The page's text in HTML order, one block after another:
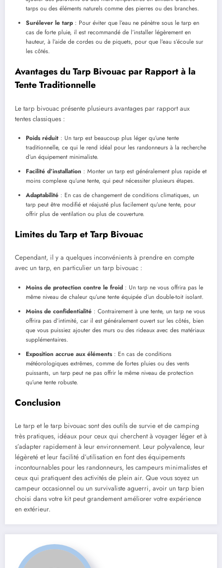
tarps ou des éléments naturels comme des pierres ou des branches.
Surélever le tarp : Pour éviter que l’eau ne pénètre sous le tarp en
cas de forte pluie, il est recommandé de l’installer légèrement en
hauteur, à l’aide de cordes ou de piquets, pour que l’eau s’écoule sur
les côtés.
Avantages du Tarp Bivouac par Rapport à la
Tente Traditionnelle
Le tarp bivouac présente plusieurs avantages par rapport aux
tentes classiques :
Poids réduit : Un tarp est beaucoup plus léger qu’une tente
traditionnelle, ce qui le rend idéal pour les randonneurs à la recherche
d’un équipement minimaliste.
Facilité d’installation : Monter un tarp est généralement plus rapide et
moins complexe qu’une tente, qui peut nécessiter plusieurs étapes.
Adaptabilité : En cas de changement de conditions climatiques, un
tarp peut être modifié et réajusté plus facilement qu’une tente, pour
offrir plus de ventilation ou plus de couverture.
Limites du Tarp et Tarp Bivouac
Cependant, il y a quelques inconvénients à prendre en compte
avec un tarp, en particulier un tarp bivouac :
Moins de protection contre le froid : Un tarp ne vous offrira pas le
même niveau de chaleur qu’une tente équipée d’un double-toit isolant.
Moins de confidentialité : Contrairement à une tente, un tarp ne vous
offrira pas d’intimité, car il est généralement ouvert sur les côtés, bien
que vous puissiez ajouter des murs ou des rideaux avec des matériaux
supplémentaires.
Exposition accrue aux éléments: En cas de conditions
météorologiques extrêmes, comme de fortes pluies ou des vents
puissants, un tarp peut ne pas offrir le même niveau de protection
qu’une tente robuste.
Conclusion
Le tarp et le tarp bivouac sont des outils de survie et de camping
très pratiques, idéaux pour ceux qui cherchent à voyager léger et à
s’adapter rapidement à leur environnement. Leur polyvalence, leur
légèreté et leur facilité d’utilisation en font des équipements
incontournables pour les randonneurs, les campeurs minimalistes et
ceux qui pratiquent des activités de plein air. Que vous soyez un
campeur occasionnel ou un survivaliste aguerri, avoir un tarp bien
choisi dans votre kit peut grandement améliorer votre expérience
en extérieur.